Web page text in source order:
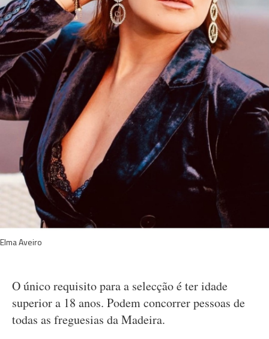
Elma Aveiro
O único requisito para a selecção é ter idade
superior a 18 anos. Podem concorrer pessoas de
todas as freguesias da Madeira.